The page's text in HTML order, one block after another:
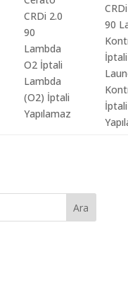
Lambda
(O2) İptali
Yapılamaz
İptali
Ara